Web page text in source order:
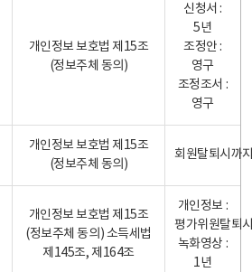
개인정보 보호법 제15조
(정보주체 동의)
신청서 :
5년
조정안 :
영구
조정조서 :
영구
개인정보 보호법 제15조
(정보주체 동의)
회원탈퇴시까
개인정보 보호법 제15조
(정보주체 동의) 소득세법
제145조, 제164조
개인정보 :
평가위원탈퇴
녹화영상 :
1년